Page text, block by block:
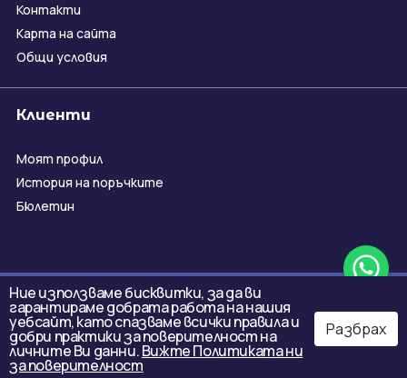
Ние използваме бисквитки, за да ви
гарантираме добрата работа на нашия
уебсайт, като спазваме всички правила и
добри практики за поверителност на
личните Ви данни.Вижте Политиката ни
за поверителност
Разбрах
Контакти
Карта на сайта
Общи условия
Клиенти
Моят профил
История на поръчките
Бюлетин